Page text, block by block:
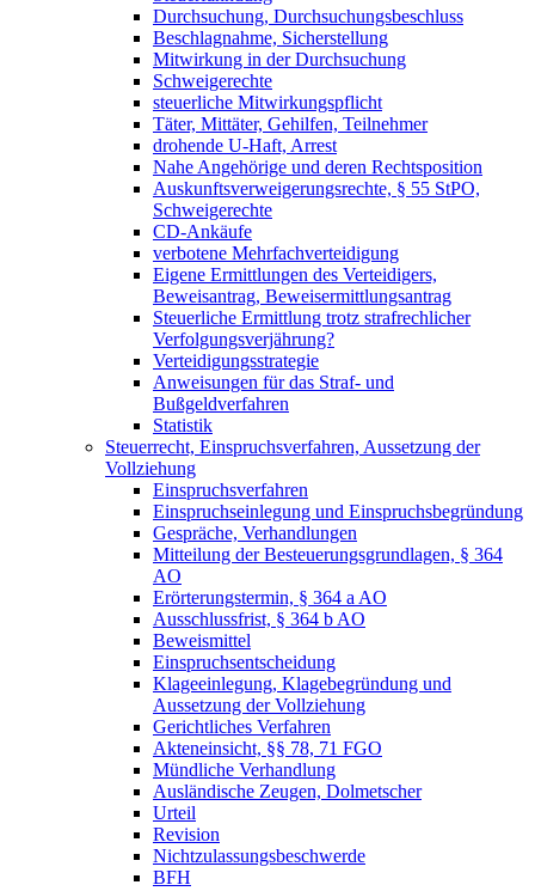
Durchsuchung, Durchsuchungsbeschluss
Beschlagnahme, Sicherstellung
Mitwirkung in der Durchsuchung
Schweigerechte
steuerliche Mitwirkungspflicht
Täter, Mittäter, Gehilfen, Teilnehmer
drohende U-Haft, Arrest
Nahe Angehörige und deren Rechtsposition
Auskunftsverweigerungsrechte, § 55 StPO,
Schweigerechte
CD-Ankäufe
verbotene Mehrfachverteidigung
Eigene Ermittlungen des Verteidigers,
Beweisantrag, Beweisermittlungsantrag
Steuerliche Ermittlung trotz strafrechlicher
Verfolgungsverjährung?
Verteidigungsstrategie
Anweisungen für das Straf- und
Bußgeldverfahren
Statistik
Steuerrecht, Einspruchsverfahren, Aussetzung der
Vollziehung
Einspruchsverfahren
Einspruchseinlegung und Einspruchsbegründung
Gespräche, Verhandlungen
Mitteilung der Besteuerungsgrundlagen, § 364
AO
Erörterungstermin, § 364 a AO
Ausschlussfrist, § 364 b AO
Beweismittel
Einspruchsentscheidung
Klageeinlegung, Klagebegründung und
Aussetzung der Vollziehung
Gerichtliches Verfahren
Akteneinsicht, §§ 78, 71 FGO
Mündliche Verhandlung
Ausländische Zeugen, Dolmetscher
Urteil
Revision
Nichtzulassungsbeschwerde
BFH